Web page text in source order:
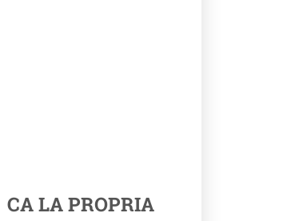
CA LA PROPRIA